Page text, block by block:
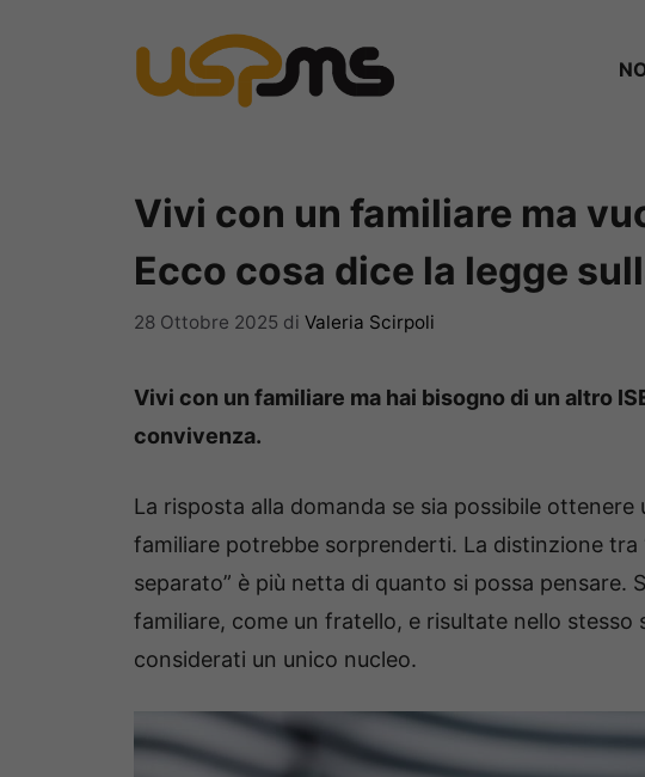
Vivi con un familiare ma
Ecco cosa dice la legge
28 Ottobre 2025 di Valeria Scirpoli
Vivi con un familiare ma hai bisogno di un altro
convivenza.
La risposta alla domanda se sia possibile
familiare potrebbe sorprenderti. La distinzione tra
separato” è più netta di quanto si possa pensare.
familiare, come un fratello, e risultate nello stesso
considerati un unico nucleo.